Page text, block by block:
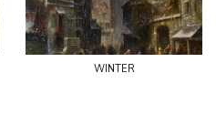
winter